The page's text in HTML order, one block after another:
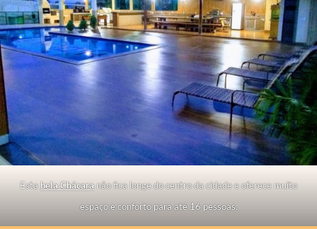
Estabela Chácaranão fica longe do centro da cidade e oferece muito
espaço e conforto para até 16 pessoas.